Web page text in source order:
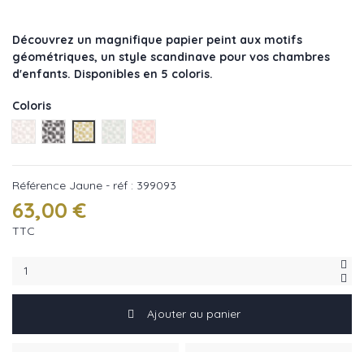
Découvrez un magnifique papier peint aux motifs
géométriques, un style scandinave pour vos chambres
d'enfants. Disponibles en 5 coloris.
Coloris
Gris - réf : 399090
Noir - réf : 399094
Jaune - réf : 399093
Bleu-vert - réf : 399092
Rose - réf : 399091
Référence Jaune - réf : 399093
63,00 €
TTC
Ajouter au panier